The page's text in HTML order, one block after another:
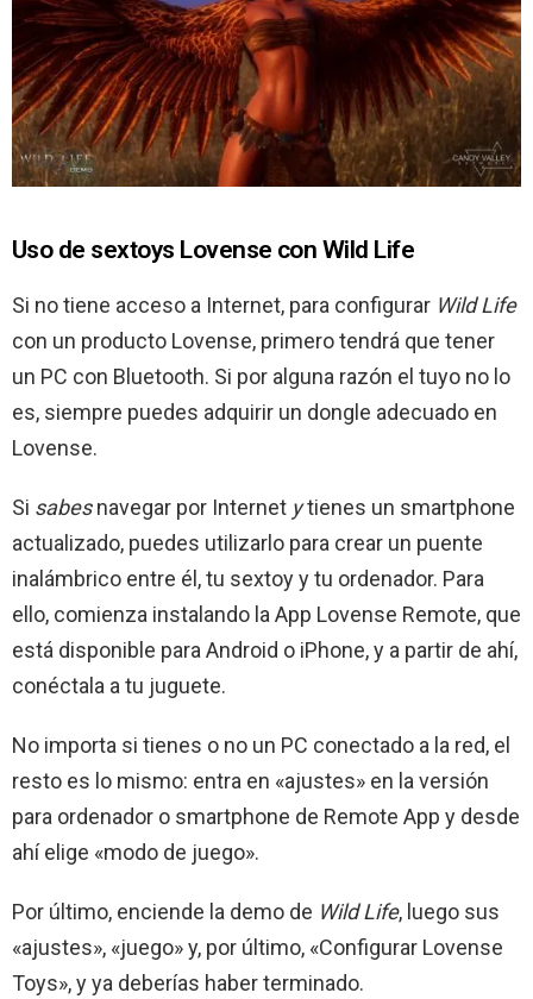
Uso de sextoys Lovense con Wild Life
Si no tiene acceso a Internet, para configurar Wild Life
con un producto Lovense, primero tendrá que tener
un PC con Bluetooth. Si por alguna razón el tuyo no lo
es, siempre puedes adquirir un dongle adecuado en
Lovense.
Si sabesnavegar por Internet ytienes un smartphone
actualizado, puedes utilizarlo para crear un puente
inalámbrico entre él, tu sextoy y tu ordenador. Para
ello, comienza instalando la App Lovense Remote, que
está disponible para Android o iPhone, y a partir de ahí,
conéctala a tu juguete.
No importa si tienes o no un PC conectado a la red, el
resto es lo mismo: entra en «ajustes» en la versión
para ordenador o smartphone de Remote App y desde
ahí elige «modo de juego».
Por último, enciende la demo de Wild Life, luego sus
«ajustes», «juego» y, por último, «Configurar Lovense
Toys», y ya deberías haber terminado.